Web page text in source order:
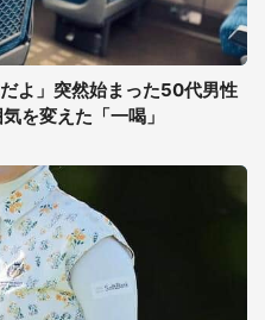
よ」突然始まった50代男性
を変えた「一喝」